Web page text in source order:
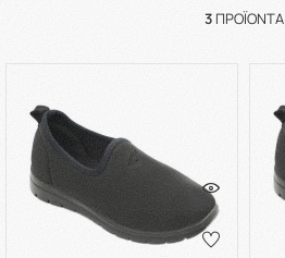
3ΠΡΟΪΌΝΤΑ